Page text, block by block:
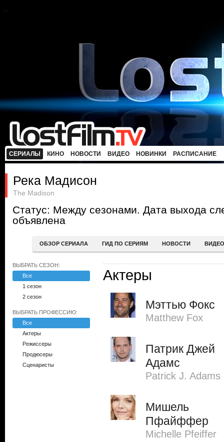
СЕРИАЛЫ КИНО НОВОСТИ ВИДЕО НОВИНКИ РАСПИСАНИЕ
Река Мадисон
The Madison
Статус: Между сезонами. Дата выхода
объявлена
ОБЗОР СЕРИАЛА ГИД ПО СЕРИЯМ НОВОСТИ ВИДЕО
ВЫБРАТЬ СЕЗОН:
Все
1 сезон
2 сезон
ВЫБРАТЬ ПРОФЕССИЮ:
Все
Актеры
Режиссеры
Продюсеры
Сценаристы
Актеры
Мэттью Фокс
Matthew Fox
Патрик Джей
Адамс
Patrick J. Adams
Мишель
Пфайффер
Michelle Pfeiffer